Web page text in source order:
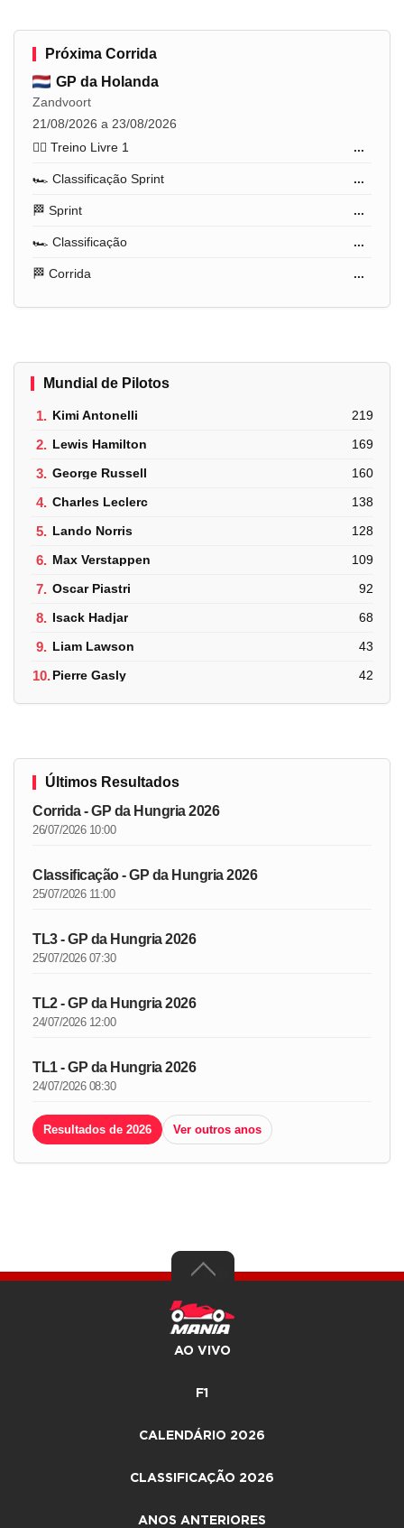
Próxima Corrida
GP da Holanda
Zandvoort
21/08/2026 a 23/08/2026
🏋️‍♂️ Treino Livre 1
...
🏎️ Classificação Sprint ...
🏁 Sprint ...
🏎️ Classificação ...
🏁 Corrida ...
Mundial de Pilotos
1. Kimi Antonelli 219
2. Lewis Hamilton 169
3. George Russell 160
4. Charles Leclerc 138
5. Lando Norris 128
6. Max Verstappen 109
7. Oscar Piastri 92
8. Isack Hadjar 68
9. Liam Lawson 43
10.Pierre Gasly 42
Últimos Resultados
Corrida - GP da Hungria 2026
26/07/2026 10:00
Classificação - GP da Hungria 2026
25/07/2026 11:00
TL3 - GP da Hungria 2026
25/07/2026 07:30
TL2 - GP da Hungria 2026
24/07/2026 12:00
TL1 - GP da Hungria 2026
24/07/2026 08:30
Resultados de 2026 Ver outros anos
AO VIVO
F1
CALENDÁRIO 2026
CLASSIFICAÇÃO 2026
ANOS ANTERIORES